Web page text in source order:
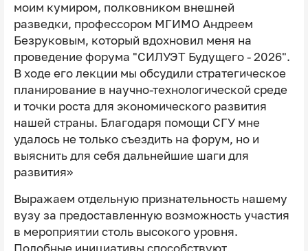
моим кумиром, полковником внешней
разведки, профессором МГИМО Андреем
Безруковым, который вдохновил меня на
проведение форума "СИЛУЭТ Будущего - 2026".
В ходе его лекции мы обсудили стратегическое
планирование в научно-технологической среде
и точки роста для экономического развития
нашей страны. Благодаря помощи СГУ мне
удалось не только съездить на форум, но и
выяснить для себя дальнейшие шаги для
развития»
Выражаем отдельную признательность нашему
вузу за предоставленную возможность участия
в мероприятии столь высокого уровня.
Подобные инициативы способствуют